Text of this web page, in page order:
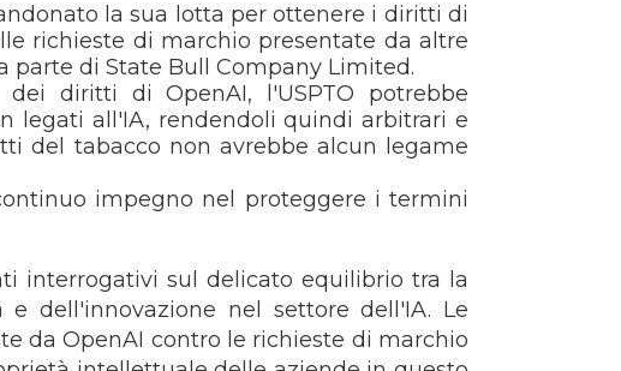
la sua lotta per ottenere i diritti di
richieste di marchio presentate da altre
parte di State Bull Company Limited.
diritti di OpenAI, l'USPTO potrebbe
legati all'IA, rendendoli quindi arbitrari e
del tabacco non avrebbe alcun legame
impegno nel proteggere i termini
interrogativi sul delicato equilibrio tra la
dell'innovazione nel settore dell'IA. Le
da OpenAI contro le richieste di marchio